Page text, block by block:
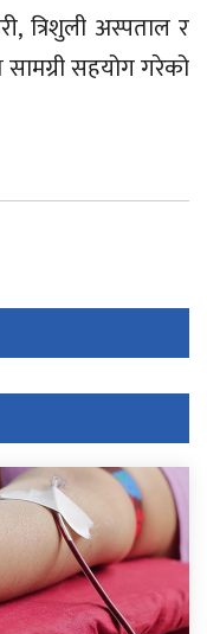
त्रिशुली अस्पताल र
सहयोग गरेको